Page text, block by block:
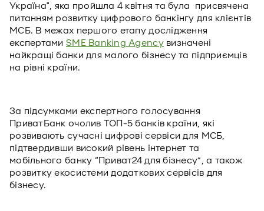
Україна", яка пройшла 4 квітня та була присвячена
питанням розвитку цифрового банкінгу для клієнтів
МСБ. В межах першого етапу дослідження
експертами SME Banking Agencyвизначені
найкращі банки для малого бізнесу та підприємців
на рівні країни.
За підсумками експертного голосування
ПриватБанк очолив ТОП-5 банків країни, які
розвивають сучасні цифрові сервіси для МСБ,
підтвердивши високий рівень інтернет та
мобільного банку “Приват24 для бізнесу”, а також
розвитку екосистеми додаткових сервісів для
бізнесу.